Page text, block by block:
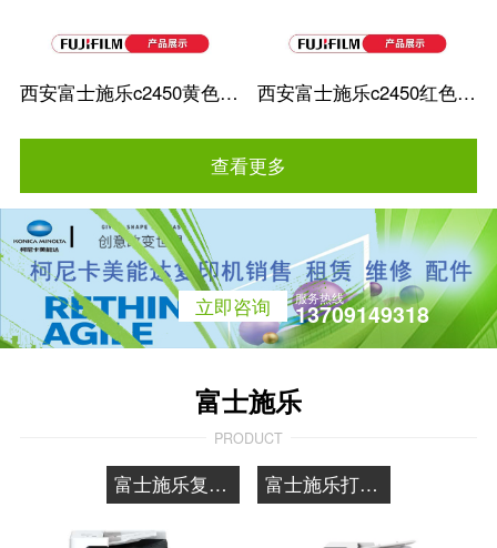
西安富士施乐c2450黄色粉盒 西安富士施乐c2450红色粉盒
查看更多
立即咨询 服务热线
13709149318
富士施乐
PRODUCT
富士施乐复印机 富士施乐打印机